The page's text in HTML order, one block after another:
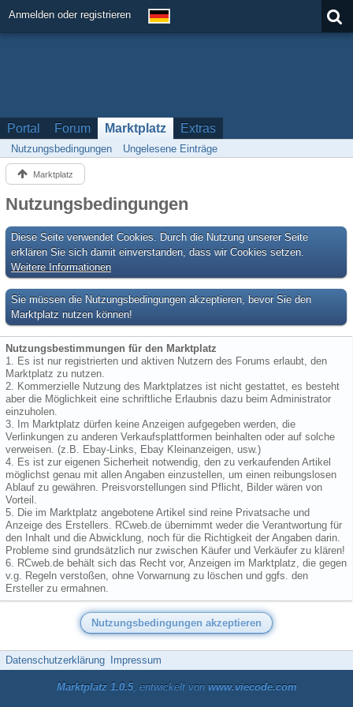
Anmelden oder registrieren
Portal Forum Marktplatz Extras
Nutzungsbedingungen Ungelesene Einträge
Marktplatz
Nutzungsbedingungen
Diese Seite verwendet Cookies. Durch die Nutzung unserer Seite
erklären Sie sich damit einverstanden, dass wir Cookies setzen.
Weitere Informationen
Sie müssen die Nutzungsbedingungen akzeptieren, bevor Sie den
Marktplatz nutzen können!
Nutzungsbestimmungen für den Marktplatz
1. Es ist nur registrierten und aktiven Nutzern des Forums erlaubt, den
Marktplatz zu nutzen.
2. Kommerzielle Nutzung des Marktplatzes ist nicht gestattet, es besteht
aber die Möglichkeit eine schriftliche Erlaubnis dazu beim Administrator
einzuholen.
3. Im Marktplatz dürfen keine Anzeigen aufgegeben werden, die
Verlinkungen zu anderen Verkaufsplattformen beinhalten oder auf solche
verweisen. (z.B. Ebay-Links, Ebay Kleinanzeigen, usw.)
4. Es ist zur eigenen Sicherheit notwendig, den zu verkaufenden Artikel
möglichst genau mit allen Angaben einzustellen, um einen reibungslosen
Ablauf zu gewähren. Preisvorstellungen sind Pflicht, Bilder wären von
Vorteil.
5. Die im Marktplatz angebotene Artikel sind reine Privatsache und
Anzeige des Erstellers. RCweb.de übernimmt weder die Verantwortung für
den Inhalt und die Abwicklung, noch für die Richtigkeit der Angaben darin.
Probleme sind grundsätzlich nur zwischen Käufer und Verkäufer zu klären!
6. RCweb.de behält sich das Recht vor, Anzeigen im Marktplatz, die gegen
v.g. Regeln verstoßen, ohne Vorwarnung zu löschen und ggfs. den
Ersteller zu ermahnen.
Datenschutzerklärung Impressum
Marktplatz 1.0.5, entwickelt von www.viecode.com